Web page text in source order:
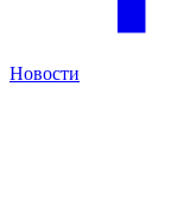
Новости